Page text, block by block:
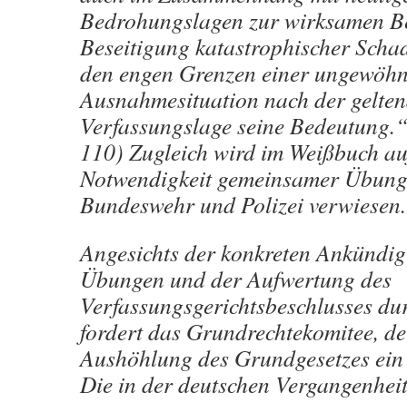
Bedrohungslagen zur wirksamen
Beseitigung katastrophischer
den engen Grenzen einer
Ausnahmesituation nach der
Verfassungslage seine
110) Zugleich wird im Weißbuch
Notwendigkeit gemeinsamer
Bundeswehr und Polizei verwiesen.
Angesichts der konkreten
Übungen und der Aufwertung des
Verfassungsgerichtsbeschlusses
fordert das Grundrechtekomitee,
Aushöhlung des Grundgesetzes
Die in der deutschen